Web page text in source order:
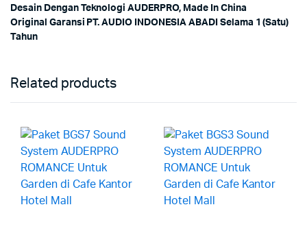
Desain Dengan Teknologi AUDERPRO, Made In China
Original Garansi PT. AUDIO INDONESIA ABADI Selama 1 (Satu)
Tahun
Related products